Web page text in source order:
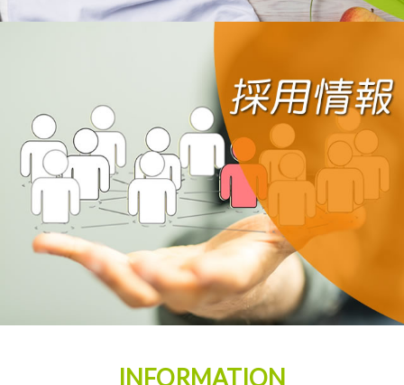
INFORMATION